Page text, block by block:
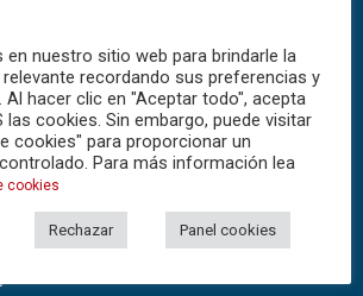
14 – Parc
201
nuestro sitio web para brindarle la
recordando sus preferencias y
Al hacer clic en "Aceptar todo", acepta
las cookies. Sin embargo, puede visitar
cookies" para proporcionar un
Para más información lea
cookies
Rechazar Panel cookies